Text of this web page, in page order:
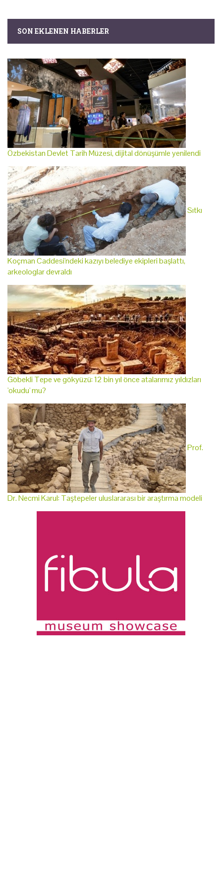
SON EKLENEN HABERLER
Özbekistan Devlet Tarih Müzesi, dijital dönüşümle yenilendi
Sıtkı
Koçman Caddesi'ndeki kazıyı belediye ekipleri başlattı,
arkeologlar devraldı
Göbekli Tepe ve gökyüzü: 12 bin yıl önce atalarımız yıldızları
'okudu' mu?
Prof.
Dr. Necmi Karul: Taştepeler uluslararası bir araştırma modeli